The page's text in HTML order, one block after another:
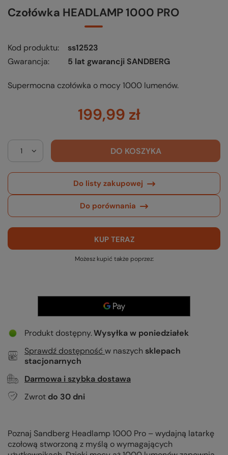
Czołówka HEADLAMP 1000 PRO
Kod produktu
ss12523
Gwarancja
5 lat gwarancji SANDBERG
Supermocna czołówka o mocy 1000 lumenów.
199,99 zł
DO KOSZYKA
Do listy zakupowej
Do porównania
KUP TERAZ
Możesz kupić także poprzez:
Produkt dostępny Wysyłkaw poniedziałek
Sprawdź dostępność w naszych sklepach
stacjonarnych
Darmowa i szybka dostawa
Zwrot do 30 dni
Poznaj Sandberg Headlamp 1000 Pro – wydajną latarkę
czołową stworzoną z myślą o wymagających